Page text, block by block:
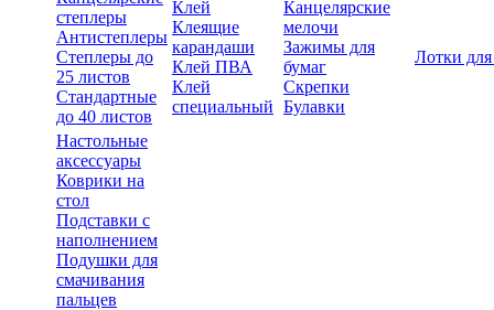
степлеры
Антистеплеры
Степлеры до
25 листов
Стандартные
до 40 листов
Клей
Клеящие
карандаши
Клей ПВА
Клей
специальный
Канцелярские
мелочи
Зажимы для
бумаг
Скрепки
Булавки
Лотки
Настольные
аксессуары
Коврики на
стол
Подставки с
наполнением
Подушки для
смачивания
пальцев